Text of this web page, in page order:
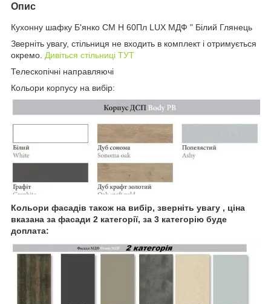
Опис
Кухонну шафку Б'янко СМ Н 60Пл LUX МДФ " Білий Глянець
Зверніть увагу, стільниця не входить в комплект і отримується
окремо. Дивіться стільниці ТУТ
Телескопічні направляючі
Кольори корпусу на вибір:
Кольори фасадів також на вибір, зверніть увагу , ціна
вказана за фасади 2 категорії, за 3 категорію буде
доплата: